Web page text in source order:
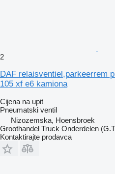
2
DAF relaisventiel,parkeerrem
105 xf e6 kamiona
Cijena na upit
Pneumatski ventil
Nizozemska, Hoensbroek
Groothandel Truck Onderdelen
Kontaktirajte prodavca